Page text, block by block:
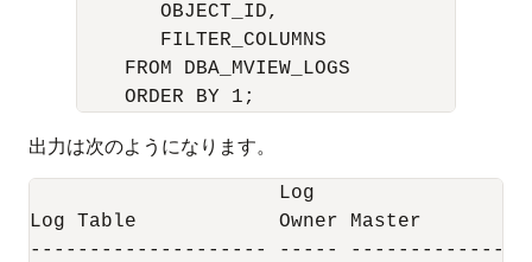
       OBJECT_ID,
       FILTER_COLUMNS
    FROM DBA_MVIEW_LOGS
出力は次のようになります。
Log
Log Table            Owner Master
-------------------- -----